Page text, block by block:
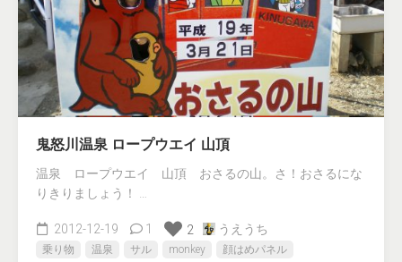
鬼怒川温泉 ロープウエイ 山頂
温泉 ロープウエイ 山頂 おさるの山。さ！おさるにな
りきりましょう！ …
2012-12-19 1 2 うえうち
乗り物 温泉 サル monkey 顔はめパネル